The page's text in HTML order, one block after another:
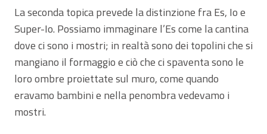
La seconda topica prevede la distinzione fra Es, Io e
Super-Io. Possiamo immaginare l’Es come la cantina
dove ci sono i mostri; in realtà sono dei topolini che si
mangiano il formaggio e ciò che ci spaventa sono le
loro ombre proiettate sul muro, come quando
eravamo bambini e nella penombra vedevamo i
mostri.